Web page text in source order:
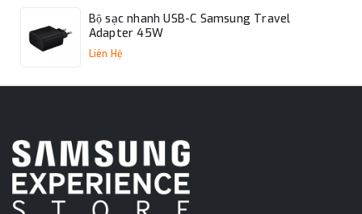
Bộ sạc nhanh USB-C Samsung Travel
Adapter 45W
Liên Hệ